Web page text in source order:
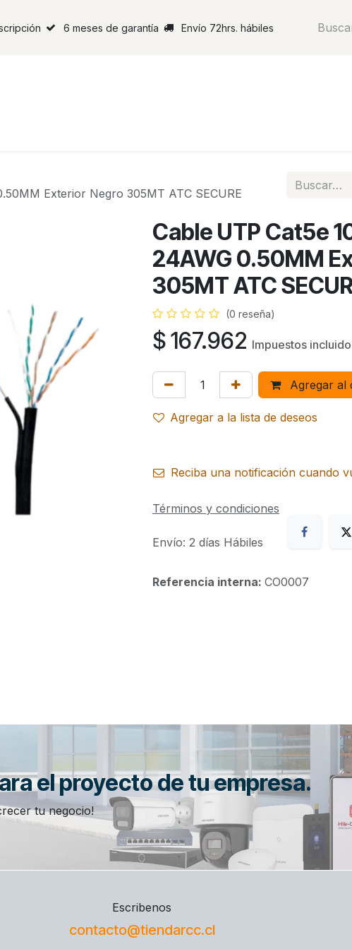
6 meses de garantía Envío 72hrs. hábiles
Exterior Negro 305MT ATC SECURE
Cable UTP Cat5e
24AWG 0.50MM
305MT ATC
(0 reseña)
$167.962 Impuestos
Agregar al
Agregar a la lista de deseos
Reciba una notificación cuando
Términos y condiciones
Envío: 2 días Hábiles
Referencia interna: CO0007
el proyecto de tu empresa.
tu negocio!
Escribenos
contacto@tiendarcc.cl